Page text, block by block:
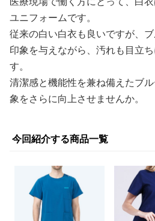
ユニフォームです。
従来の白い白衣も良いですが、
印象を与えながら、汚れも目立
す。
清潔感と機能性を兼ね備えたブ
象をさらに向上させませんか。
今回紹介する商品一覧